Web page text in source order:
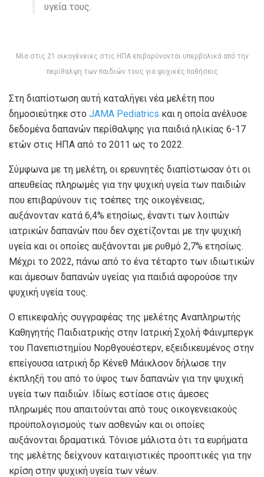
υγεία τους.
Μία στις 21 οικογένειες στις ΗΠΑ επιβαρύνονται υπερβολικά από την
περίθαλψη των παιδιών τους για ψυχικές παθήσεις
Στη διαπίστωση αυτή καταλήγει νέα μελέτη που
δημοσιεύτηκε στο JAMA Pediatrics και η οποία ανέλυσε
δεδομένα δαπανών περίθαλψης για παιδιά ηλικίας 6-17
ετών στις ΗΠΑ από το 2011 ως το 2022.
Σύμφωνα με τη μελέτη, οι ερευνητές διαπίστωσαν ότι οι
απευθείας πληρωμές για την ψυχική υγεία των παιδιών
που επιβαρύνουν τις τσέπες της οικογένειας,
αυξάνονταν κατά 6,4% ετησίως, έναντι των λοιπών
ιατρικών δαπανών που δεν σχετίζονται με την ψυχική
υγεία και οι οποίες αυξάνονται με ρυθμό 2,7% ετησίως.
Μέχρι το 2022, πάνω από το ένα τέταρτο των ιδιωτικών
και άμεσων δαπανών υγείας για παιδιά αφορούσε την
ψυχική υγεία τους.
Ο επικεφαλής συγγραφέας της μελέτης Αναπληρωτής
Καθηγητής Παιδιατρικής στην Ιατρική Σχολή Φάινμπεργκ
του Πανεπιστημίου Νορθγουέστερν, εξειδικευμένος στην
επείγουσα ιατρική δρ Κένεθ Μάικλσον δήλωσε την
έκπληξή του από το ύψος των δαπανών για την ψυχική
υγεία των παιδιών. Ιδίως εστίασε στις άμεσες
πληρωμές που απαιτούνται από τους οικογενειακούς
προϋπολογισμούς των ασθενών και οι οποίες
αυξάνονται δραματικά. Τόνισε μάλιστα ότι τα ευρήματα
της μελέτης δείχνουν καταιγιστικές προοπτικές για την
κρίση στην ψυχική υγεία των νέων.